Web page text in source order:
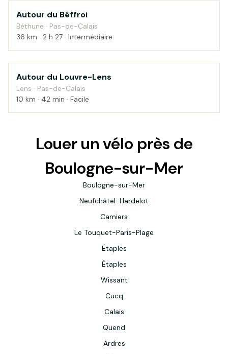
Campagne
Autour du Béffroi
Béthune · Pas-de-Calais
36 km · 2 h 27 · Intermédiaire
Campagne
Autour du Louvre-Lens
Lens · Pas-de-Calais
10 km · 42 min · Facile
Louer un vélo près de
Boulogne-sur-Mer
Boulogne-sur-Mer
Neufchâtel-Hardelot
Camiers
Le Touquet-Paris-Plage
Étaples
Étaples
Wissant
Cucq
Calais
Quend
Ardres